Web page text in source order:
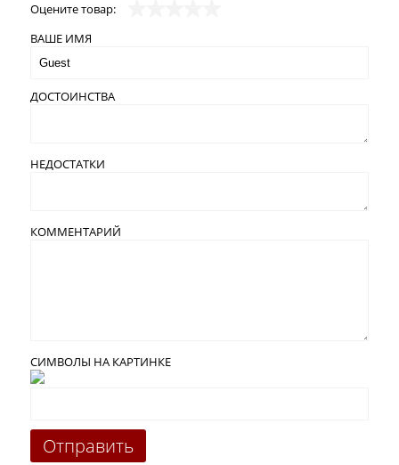
Оцените товар:
ВАШЕ ИМЯ
ДОСТОИНСТВА
НЕДОСТАТКИ
КОММЕНТАРИЙ
СИМВОЛЫ НА КАРТИНКЕ